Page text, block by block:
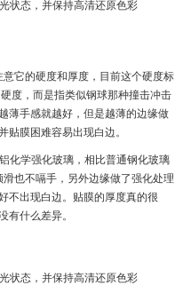
它的硬度和厚度，目前这个硬度标
度，而是指类似钢球那种撞击冲击
薄手感就越好，但是越薄的边缘做
贴膜困难容易出现白边。
化学强化玻璃，相比普通钢化玻璃
也不嗝手，另外边缘做了强化处理
不出现白边。贴膜的厚度真的很
有什么差异。